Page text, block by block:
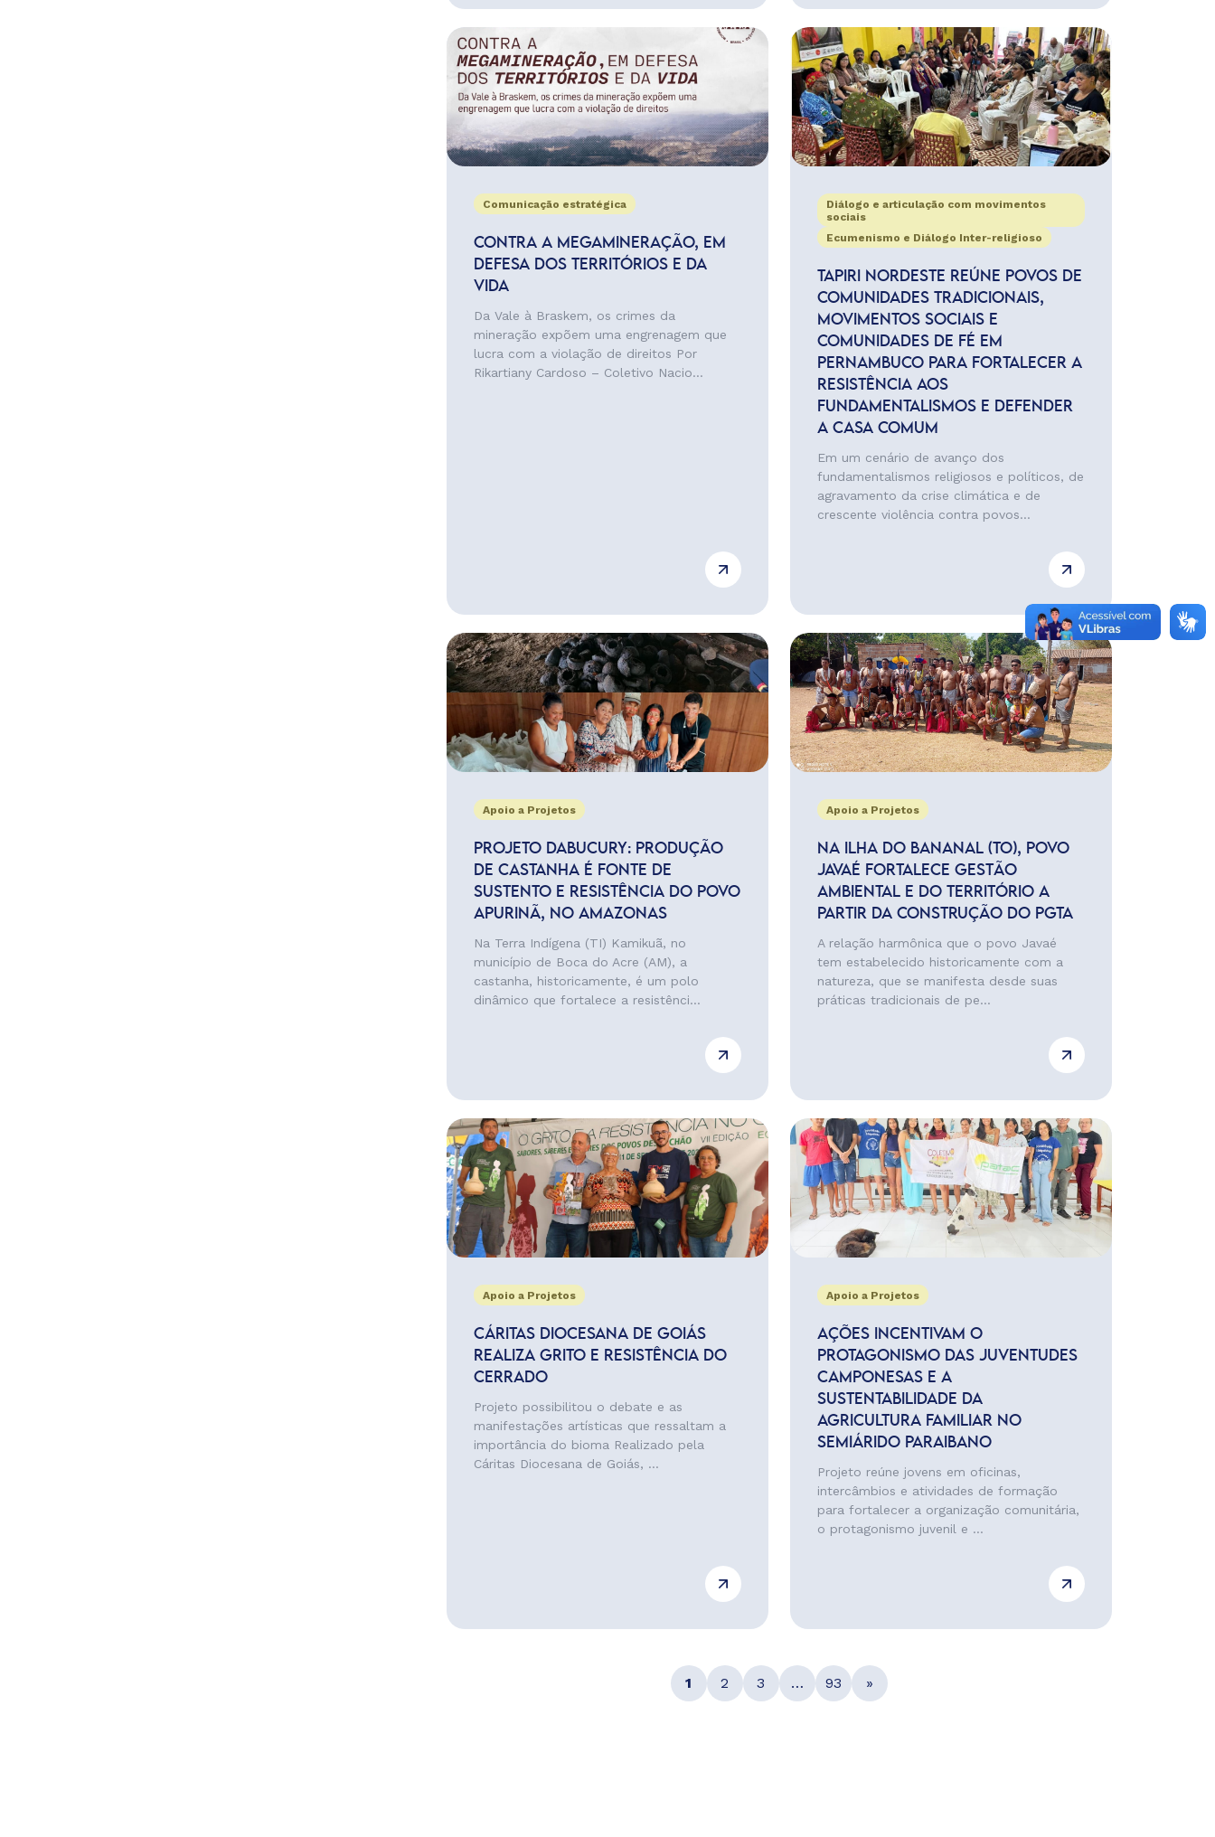
Comunicação estratégica
CONTRA A MEGAMINERAÇÃO, EM
DEFESA DOS TERRITÓRIOS E DA
VIDA
Da Vale à Braskem, os crimes da
mineração expõem uma engrenagem que
lucra com a violação de direitos Por
Rikartiany Cardoso – Coletivo Nacio...
Diálogo e articulação com movimentos
sociais
Ecumenismo e Diálogo Inter-religioso
TAPIRI NORDESTE REÚNE POVOS DE
COMUNIDADES TRADICIONAIS,
MOVIMENTOS SOCIAIS E
COMUNIDADES DE FÉ EM
PERNAMBUCO PARA FORTALECER A
RESISTÊNCIA AOS
FUNDAMENTALISMOS E DEFENDER
A CASA COMUM
Em um cenário de avanço dos
fundamentalismos religiosos e políticos, de
agravamento da crise climática e de
crescente violência contra povos...
Apoio a Projetos
PROJETO DABUCURY: PRODUÇÃO
DE CASTANHA É FONTE DE
SUSTENTO E RESISTÊNCIA DO POVO
APURINÃ, NO AMAZONAS
Na Terra Indígena (TI) Kamikuã, no
município de Boca do Acre (AM), a
castanha, historicamente, é um polo
dinâmico que fortalece a resistênci...
Apoio a Projetos
NA ILHA DO BANANAL (TO), POVO
JAVAÉ FORTALECE GESTÃO
AMBIENTAL E DO TERRITÓRIO A
PARTIR DA CONSTRUÇÃO DO PGTA
A relação harmônica que o povo Javaé
tem estabelecido historicamente com a
natureza, que se manifesta desde suas
práticas tradicionais de pe...
Apoio a Projetos
CÁRITAS DIOCESANA DE GOIÁS
REALIZA GRITO E RESISTÊNCIA DO
CERRADO
Projeto possibilitou o debate e as
manifestações artísticas que ressaltam a
importância do bioma Realizado pela
Cáritas Diocesana de Goiás, ...
Apoio a Projetos
AÇÕES INCENTIVAM O
PROTAGONISMO DAS JUVENTUDES
CAMPONESAS E A
SUSTENTABILIDADE DA
AGRICULTURA FAMILIAR NO
SEMIÁRIDO PARAIBANO
Projeto reúne jovens em oficinas,
intercâmbios e atividades de formação
para fortalecer a organização comunitária,
o protagonismo juvenil e ...
1 2 3 … 93 »